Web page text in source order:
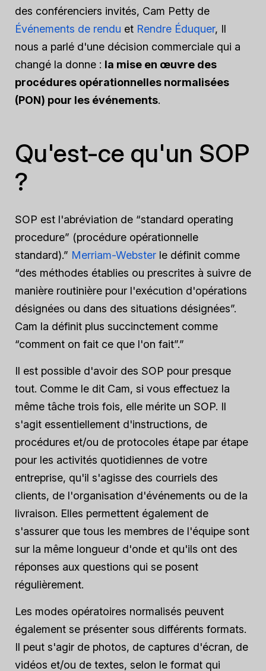
des conférenciers invités, Cam Petty de
Événements de rendu et Rendre Éduquer, Il
nous a parlé d'une décision commerciale qui a
changé la donne : la mise en œuvre des
procédures opérationnelles normalisées
(PON) pour les événements.
Qu'est-ce qu'un SOP
?
SOP est l'abréviation de “standard operating
procedure” (procédure opérationnelle
standard).” Merriam-Webster le définit comme
“des méthodes établies ou prescrites à suivre de
manière routinière pour l'exécution d'opérations
désignées ou dans des situations désignées”.
Cam la définit plus succinctement comme
“comment on fait ce que l'on fait”.”
Il est possible d'avoir des SOP pour presque
tout. Comme le dit Cam, si vous effectuez la
même tâche trois fois, elle mérite un SOP. Il
s'agit essentiellement d'instructions, de
procédures et/ou de protocoles étape par étape
pour les activités quotidiennes de votre
entreprise, qu'il s'agisse des courriels des
clients, de l'organisation d'événements ou de la
livraison. Elles permettent également de
s'assurer que tous les membres de l'équipe sont
sur la même longueur d'onde et qu'ils ont des
réponses aux questions qui se posent
régulièrement.
Les modes opératoires normalisés peuvent
également se présenter sous différents formats.
Il peut s'agir de photos, de captures d'écran, de
vidéos et/ou de textes, selon le format qui